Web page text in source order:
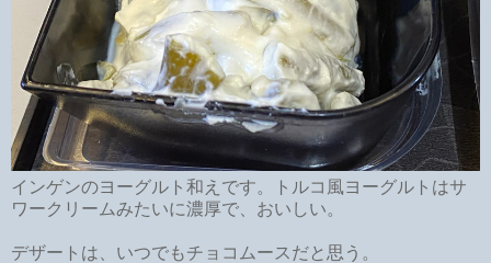
インゲンのヨーグルト和えです。トルコ風ヨーグルトはサ
ワークリームみたいに濃厚で、おいしい。
デザートは、いつでもチョコムースだと思う。